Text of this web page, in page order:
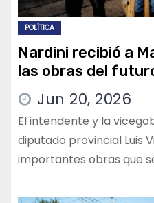
POLÍTICA
Nardini recibió a
las obras del
Jun 20, 2026
El intendente y la
diputado provincial Luis
importantes obras que